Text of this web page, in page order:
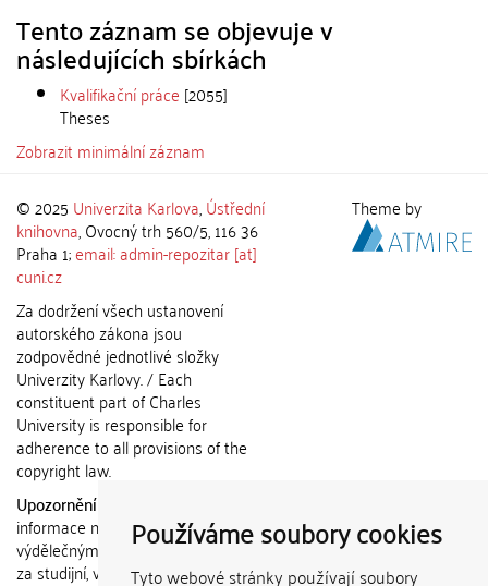
Používáme soubory cookies
Tyto webové stránky používají soubory
Tento záznam se objevuje v
následujících sbírkách
Kvalifikační práce [2055]
Theses
Zobrazit minimální záznam
© 2025 Univerzita Karlova,Ústřední
knihovna, Ovocný trh 560/5, 116 36
Praha 1;email: admin-repozitar [at]
cuni.cz
Za dodržení všech ustanovení
autorského zákona jsou
zodpovědné jednotlivé složky
Univerzity Karlovy. / Each
constituent part of Charles
University is responsible for
adherence to all provisions of the
copyright law.
Upozornění / Notice:
informace nemohou být použity k
výdělečným účelům nebo vydávány
za studijní, vědeckou nebo jinou
Theme by